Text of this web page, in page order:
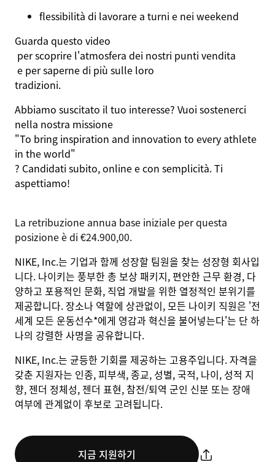
flessibilità di lavorare a turni e nei weekend
Guarda questo video
perscoprire l'atmosfera dei nostri punti vendita
e persapernedi più sulle loro
tradizioni.
Abbiamo suscitato il tuo interesse? Vuoi sostenerci
nella nostra missione
"To bring inspiration and innovation to every athlete
in the world"
? Candidati subito, online e con semplicità. Ti
aspettiamo!
La retribuzione annua base iniziale per questa
posizione è di €24.900,00.
NIKE, Inc.는 기업과 함께 성장할 팀원을 찾는 성장형 회사입
니다. 나이키는 풍부한 총 보상 패키지, 편안한 근무 환경, 다
양하고 포용적인 문화, 직업 개발을 위한 열정적인 분위기를
제공합니다. 장소나 역할에 상관없이, 모든 나이키 직원은 '전
세계 모든 운동선수*에게 영감과 혁신을 불어넣는다'는 단 하
나의 강렬한 사명을 공유합니다.
NIKE, Inc.는 균등한 기회를 제공하는 고용주입니다. 자격을
갖춘 지원자는 인종, 피부색, 종교, 성별, 국적, 나이, 성적 지
향, 젠더 정체성, 젠더 표현, 참전/퇴역 군인 신분 또는 장애
여부에 관계없이 후보로 고려됩니다.
지금 지원하기